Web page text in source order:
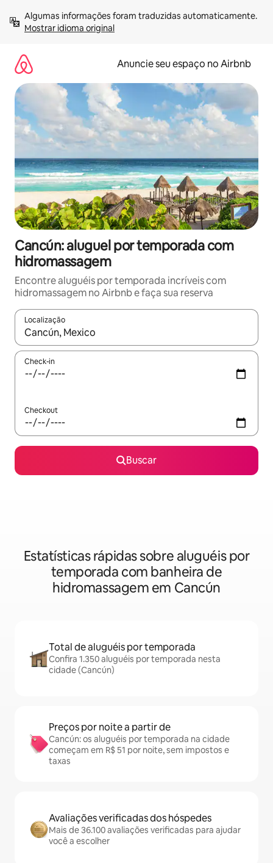
para
Mostrar idioma original
Anuncie seu espaço no Airbnb
Cancún: aluguel por temporada com
hidromassagem
Encontre aluguéis por temporada incríveis com
hidromassagem no Airbnb e faça sua reserva
Localização
Quando os resultados estiverem disponíveis, explore-os
Check-in
Checkout
Buscar
Estatísticas rápidas sobre aluguéis por
temporada com banheira de
hidromassagem em Cancún
Total de aluguéis por temporada
Confira 1.350 aluguéis por temporada nesta
cidade (Cancún)
Preços por noite a partir de
Cancún: os aluguéis por temporada na cidade
começam em R$ 51 por noite, sem impostos e
taxas
Avaliações verificadas dos hóspedes
Mais de 36.100 avaliações verificadas para ajudar
você a escolher